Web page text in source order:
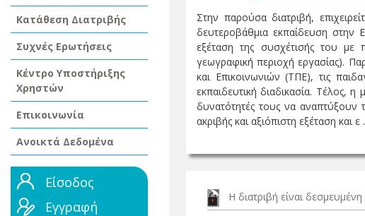
Κατάθεση Διατριβής
Συχνές Ερωτήσεις
Κέντρο Υποστήριξης
Χρηστών
Επικοινωνία
Ανοικτά Δεδομένα
Είσοδος
Εγγραφή
Στην παρούσα διατριβή,
δευτεροβάθμια εκπαίδευση στην
εξέταση της συσχέτισής του με
γεωγραφική περιοχή εργασίας).
και Επικοινωνιών (ΤΠΕ), τις
εκπαιδευτική διαδικασία. Τέλος,
δυνατότητές τους να αναπτύξουν
ακριβής και αξιόπιστη εξέταση και ε
Η διατριβή είναι